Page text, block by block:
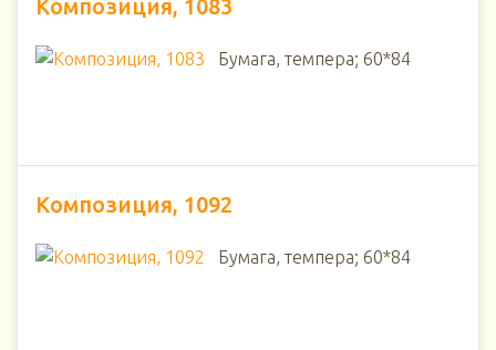
Композиция, 1083
Бумага, темпера; 60*84
Композиция, 1092
Бумага, темпера; 60*84